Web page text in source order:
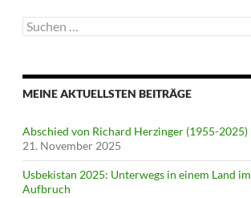
Suche
nach:
MEINE AKTUELLSTEN BEITRÄGE
Abschied von Richard Herzinger (1955-2025)
21. November 2025
Usbekistan 2025: Unterwegs in einem Land im
Aufbruch